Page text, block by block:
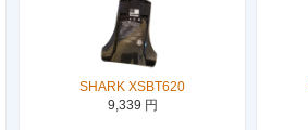
SHARK XSBT620
9,339 円